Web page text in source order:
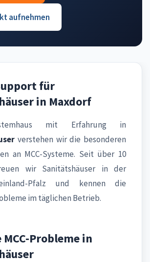
aufnehmen
für
in Maxdorf
mit Erfahrung in
verstehen wir die besonderen
an MCC-Systeme. Seit über 10
wir Sanitätshäuser in der
Pfalz und kennen die
im täglichen Betrieb.
Probleme in